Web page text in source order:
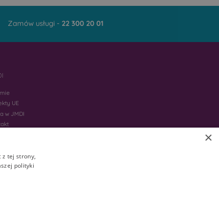
Zamów usługi - 22 300 20 01
UE
w JMDI
Nie wszystkie usługi są dostępne w
×
z tej strony,
polityki